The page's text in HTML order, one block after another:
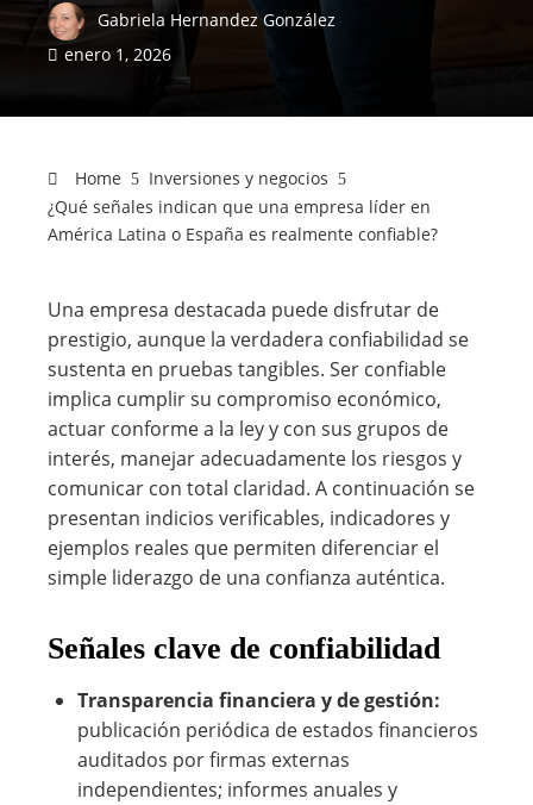
Gabriela Hernandez González
enero 1, 2026
Home
Inversiones y negocios
¿Qué señales indican que una empresa líder en
América Latina o España es realmente confiable?
Una empresa destacada puede disfrutar de
prestigio, aunque la verdadera confiabilidad se
sustenta en pruebas tangibles. Ser confiable
implica cumplir su compromiso económico,
actuar conforme a la ley y con sus grupos de
interés, manejar adecuadamente los riesgos y
comunicar con total claridad. A continuación se
presentan indicios verificables, indicadores y
ejemplos reales que permiten diferenciar el
simple liderazgo de una confianza auténtica.
Señales clave de confiabilidad
Transparencia financiera y de gestión:
publicación periódica de estados financieros
auditados por firmas externas
independientes; informes anuales y